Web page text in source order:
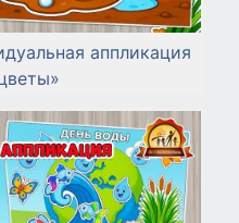
аппликация